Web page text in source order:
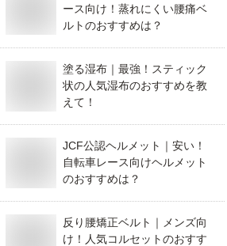
ース向け！蒸れにくい腰痛ベ
ルトのおすすめは？
塗る湿布｜最強！スティック
状の人気湿布のおすすめを教
えて！
JCF公認ヘルメット｜安い！
自転車レース向けヘルメット
のおすすめは？
反り腰矯正ベルト｜メンズ向
け！人気コルセットのおすす